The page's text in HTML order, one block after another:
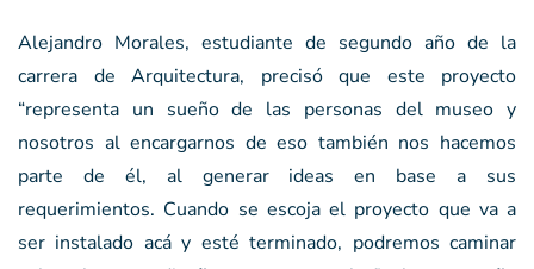
Alejandro Morales, estudiante de segundo año de la
carrera de Arquitectura, precisó que este proyecto
“representa un sueño de las personas del museo y
nosotros al encargarnos de eso también nos hacemos
parte de él, al generar ideas en base a sus
requerimientos. Cuando se escoja el proyecto que va a
ser instalado acá y esté terminado, podremos caminar